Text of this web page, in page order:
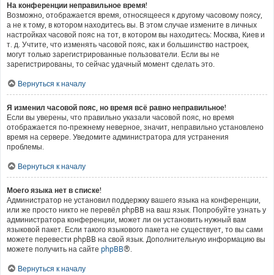
На конференции неправильное время!
Возможно, отображается время, относящееся к другому часовому поясу,
а не к тому, в котором находитесь вы. В этом случае измените в личных
настройках часовой пояс на тот, в котором вы находитесь: Москва, Киев и
т. д. Учтите, что изменять часовой пояс, как и большинство настроек,
могут только зарегистрированные пользователи. Если вы не
зарегистрированы, то сейчас удачный момент сделать это.
Вернуться к началу
Я изменил часовой пояс, но время всё равно неправильное!
Если вы уверены, что правильно указали часовой пояс, но время
отображается по-прежнему неверное, значит, неправильно установлено
время на сервере. Уведомите администратора для устранения
проблемы.
Вернуться к началу
Моего языка нет в списке!
Администратор не установил поддержку вашего языка на конференции,
или же просто никто не перевёл phpBB на ваш язык. Попробуйте узнать у
администратора конференции, может ли он установить нужный вам
языковой пакет. Если такого языкового пакета не существует, то вы сами
можете перевести phpBB на свой язык. Дополнительную информацию вы
можете получить на сайте phpBB®.
Вернуться к началу